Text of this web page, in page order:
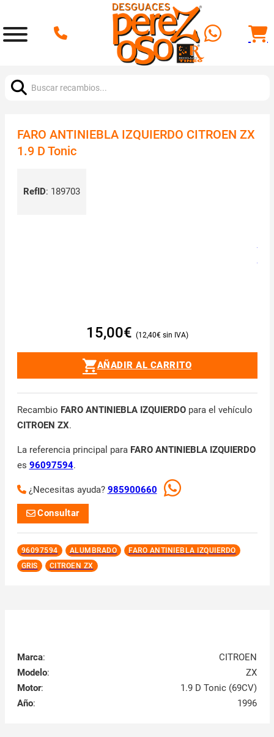
FARO ANTINIEBLA IZQUIERDO CITROEN ZX
1.9 D Tonic
RefID: 189703
15,00€ 12,40€
AÑADIR AL CARRITO
Recambio FARO ANTINIEBLA IZQUIERDOpara el vehículo
CITROEN ZX.
La referencia principal para FARO ANTINIEBLA IZQUIERDO
es 96097594.
¿Necesitas ayuda? 985900660
Consultar
96097594 ALUMBRADO
FARO ANTINIEBLA IZQUIERDO
GRIS
CITROEN ZX
Marca:
CITROEN
Modelo:
ZX
Motor:
1.9 D Tonic (69CV)
Año: 1996